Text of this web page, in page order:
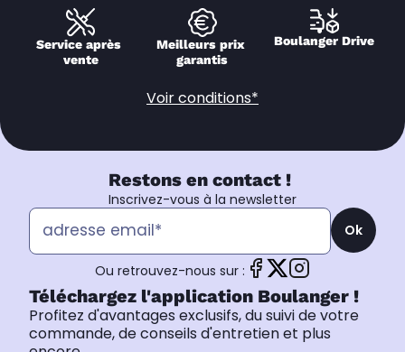
Service après
vente
Meilleurs prix
garantis
Boulanger Drive
Voir conditions*
Restons en contact !
Inscrivez-vous à la newsletter
Ok
Ou retrouvez-nous sur :
Téléchargez l'application Boulanger !
Profitez d'avantages exclusifs, du suivi de votre
commande, de conseils d'entretien et plus